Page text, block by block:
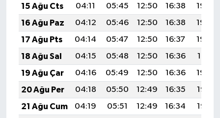
15 Ağu Cts
04:11 05:45 12:50 16:38
19:45
16 Ağu Paz
04:12 05:46 12:50 16:38
19:44
17 Ağu Pts
04:14 05:47 12:50 16:37
19:43
18 Ağu Sal
04:15 05:48 12:50 16:36
19:41
19 Ağu Çar
04:16 05:49 12:50 16:36
19:40
20 Ağu Per
04:18 05:50 12:49 16:35
19:38
21 Ağu Cum
04:19 05:51 12:49 16:34
19:37